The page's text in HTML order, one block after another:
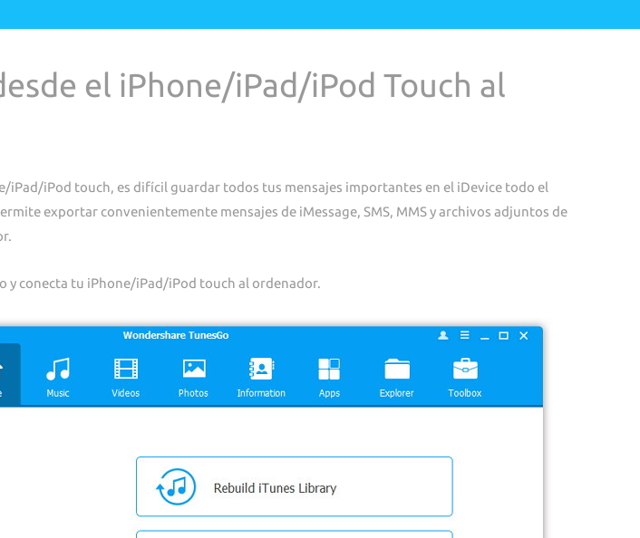
el iPhone/iPad/iPod Touch al
iPad/iPod touch, es difícil guardar todos tus mensajes importantes en el iDevice todo el
exportar convenientemente mensajes de iMessage, SMS, MMS y archivos adjuntos de
y conecta tu iPhone/iPad/iPod touch al ordenador.